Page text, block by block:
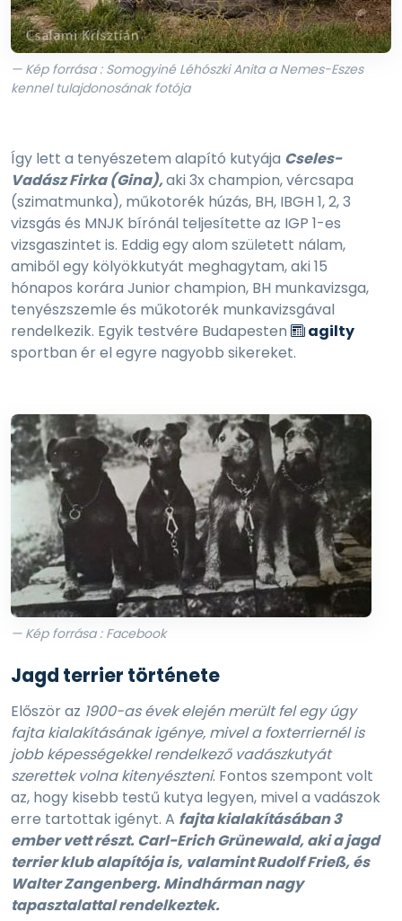
— Kép forrása : Somogyiné Léhószki Anita a Nemes-Eszes
kennel tulajdonosának fotója
Így lett a tenyészetem alapító kutyája Cseles-
Vadász Firka (Gina),aki 3x champion, vércsapa
(szimatmunka), műkotorék húzás, BH, IBGH 1, 2, 3
vizsgás és MNJK bírónál teljesítette az IGP 1-es
vizsgaszintet is. Eddig egy alom született nálam,
amiből egy kölyökkutyát meghagytam, aki 15
hónapos korára Junior champion, BH munkavizsga,
tenyészszemle és műkotorék munkavizsgával
rendelkezik. Egyik testvére Budapesten
agilty
sportban ér el egyre nagyobb sikereket.
Jagd terrier története
Először az 1900-as évek elején merült fel egy úgy
fajta kialakításának igénye, mivel a foxterriernél is
jobb képességekkel rendelkező vadászkutyát
szerettek volna kitenyészteni. Fontos szempont volt
az, hogy kisebb testű kutya legyen, mivel a vadászok
erre tartottak igényt. A fajta kialakításában 3
ember vett részt. Carl-Erich Grünewald, aki a jagd
terrier klub alapítója is, valamint Rudolf Frieß, és
Walter Zangenberg. Mindhárman nagy
tapasztalattal rendelkeztek.
— Kép forrása : Facebook